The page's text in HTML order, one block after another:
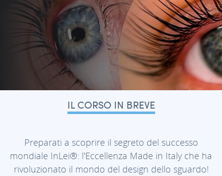
IL CORSO IN BREVE
Preparati a scoprire il segreto del successo
mondiale InLei®: l'Eccellenza Made in Italy che ha
rivoluzionato il mondo del design dello sguardo!